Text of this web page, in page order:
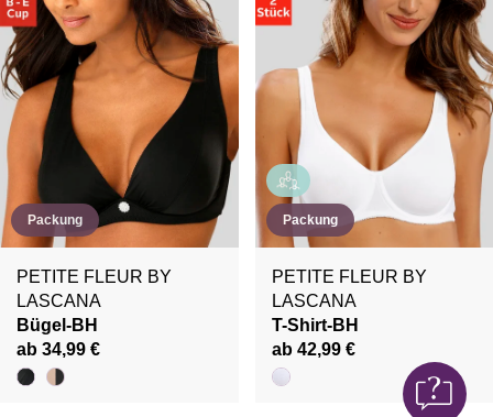
Packung
PETITE FLEUR BY
LASCANA
Bügel-BH
ab 34,99 €
Packung
PETITE FLEUR BY
LASCANA
T-Shirt-BH
ab 42,99 €